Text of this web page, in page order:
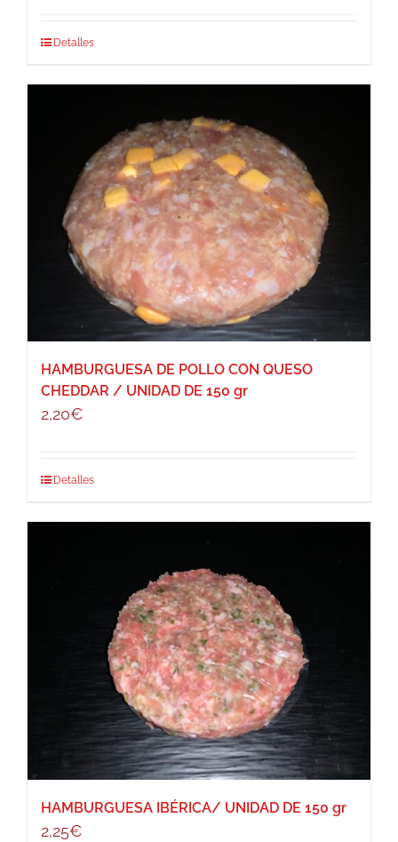
Detalles
HAMBURGUESA DE POLLO CON QUESO
CHEDDAR / UNIDAD DE 150 gr
2,20€
Detalles
HAMBURGUESA IBÉRICA/ UNIDAD DE 150 gr
2,25€